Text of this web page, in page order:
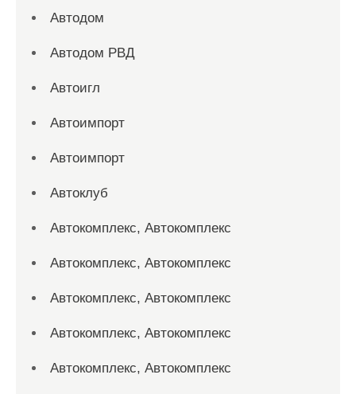
Автодом
Автодом РВД
Автоигл
Автоимпорт
Автоимпорт
Автоклуб
Автокомплекс, Автокомплекс
Автокомплекс, Автокомплекс
Автокомплекс, Автокомплекс
Автокомплекс, Автокомплекс
Автокомплекс, Автокомплекс